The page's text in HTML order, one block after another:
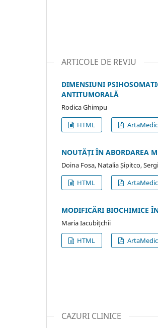
ARTICOLE DE REVIU
DIMENSIUNI
ANTITUMORALĂ
Rodica Ghimpu
HTML
NOUTĂȚI ÎN ABORDAREA
Doina Fosa, Natalia Șipitco,
HTML
MODIFICĂRI BIOCHIMICE
Maria Iacubițchii
HTML
CAZURI CLINICE